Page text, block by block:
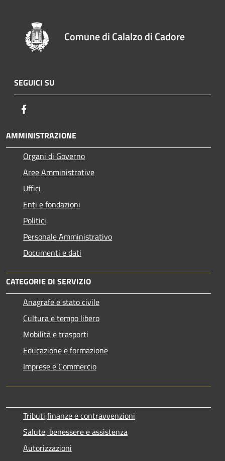
Comune di Calalzo di Cadore
SEGUICI SU
AMMINISTRAZIONE
Organi di Governo
Aree Amministrative
Uffici
Enti e fondazioni
Politici
Personale Amministrativo
Documenti e dati
CATEGORIE DI SERVIZIO
Anagrafe e stato civile
Cultura e tempo libero
Mobilità e trasporti
Educazione e formazione
Imprese e Commercio
Tributi,finanze e contravvenzioni
Salute, benessere e assistenza
Autorizzazioni